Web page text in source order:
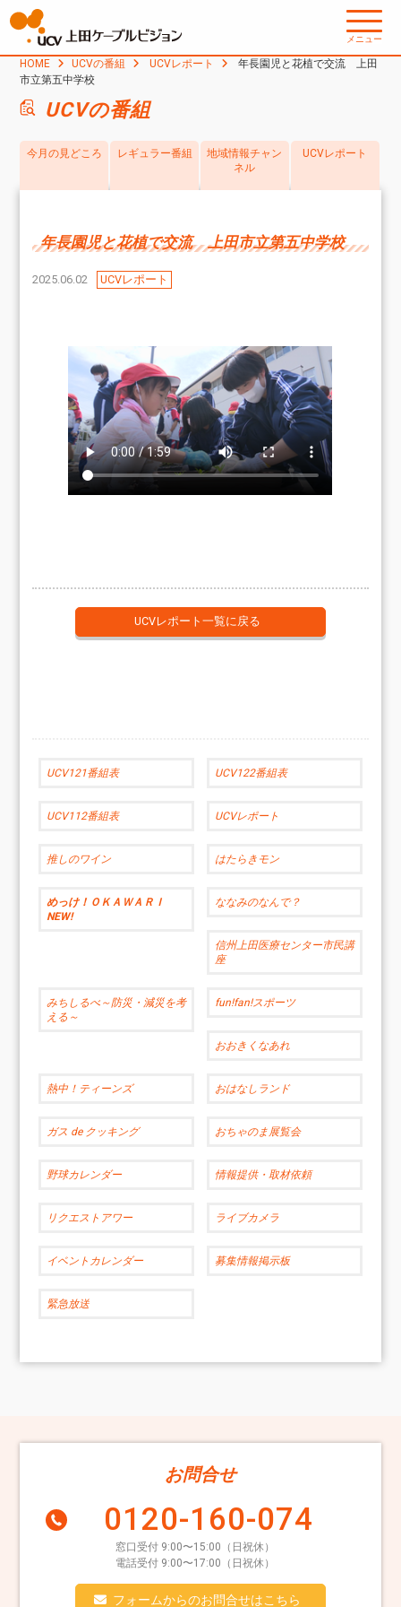
メニュー
HOME UCVの番組 UCVレポート
年長園児と花植で交流 上田
市立第五中学校
UCVの番組
今月の見どころ レギュラー番組
地域情報チャン
ネル
UCVレポート
年長園児と花植で交流 上田市立第五中学校
2025.06.02 UCVレポート
UCVレポート一覧に戻る
UCV121番組表 UCV122番組表
UCV112番組表 UCVレポート
推しのワイン はたらきモン
めっけ！ＯＫＡＷＡＲＩ
NEW!
ななみのなんで？
信州上田医療センター市民講
座
みちしるべ～防災・減災を考
える～
fun!fan!スポーツ
おおきくなあれ
熱中！ティーンズ おはなしランド
ガス de クッキング おちゃのま展覧会
野球カレンダー 情報提供・取材依頼
リクエストアワー ライブカメラ
イベントカレンダー 募集情報掲示板
緊急放送
お問合せ
0120-160-074
窓口受付 9:00〜15:00（日祝休）
電話受付 9:00〜17:00（日祝休）
フォームからのお問合せはこちら